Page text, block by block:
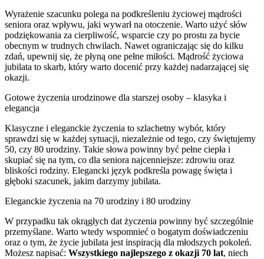
Wyrażenie szacunku polega na podkreśleniu życiowej mądrości
seniora oraz wpływu, jaki wywarł na otoczenie. Warto użyć słów
podziękowania za cierpliwość, wsparcie czy po prostu za bycie
obecnym w trudnych chwilach. Nawet ograniczając się do kilku
zdań, upewnij się, że płyną one pełne miłości. Mądrość życiowa
jubilata to skarb, który warto docenić przy każdej nadarzającej się
okazji.
Gotowe życzenia urodzinowe dla starszej osoby – klasyka i
elegancja
Klasyczne i eleganckie życzenia to szlachetny wybór, który
sprawdzi się w każdej sytuacji, niezależnie od tego, czy świętujemy
50, czy 80 urodziny. Takie słowa powinny być pełne ciepła i
skupiać się na tym, co dla seniora najcenniejsze: zdrowiu oraz
bliskości rodziny. Elegancki język podkreśla powagę święta i
głęboki szacunek, jakim darzymy jubilata.
Eleganckie życzenia na 70 urodziny i 80 urodziny
W przypadku tak okrągłych dat życzenia powinny być szczególnie
przemyślane. Warto wtedy wspomnieć o bogatym doświadczeniu
oraz o tym, że życie jubilata jest inspiracją dla młodszych pokoleń.
Możesz napisać: Wszystkiego najlepszego z okazji 70 lat, niech